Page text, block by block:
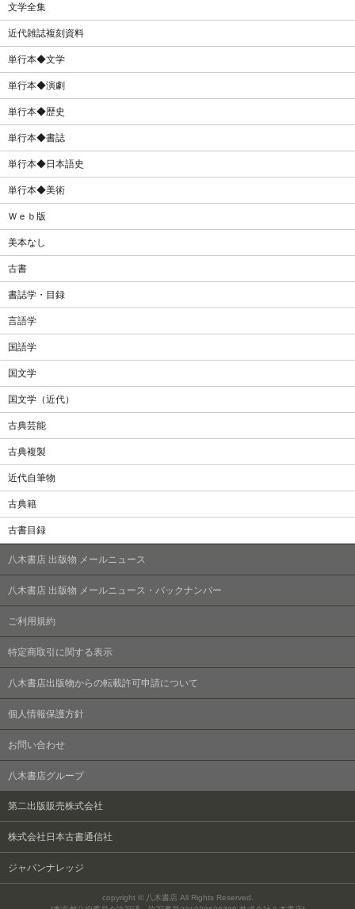
文学全集
近代雑誌複刻資料
単行本◆文学
単行本◆演劇
単行本◆歴史
単行本◆書誌
単行本◆日本語史
単行本◆美術
Ｗｅｂ版
美本なし
古書
書誌学・目録
言語学
国語学
国文学
国文学（近代）
古典芸能
古典複製
近代自筆物
古典籍
古書目録
八木書店 出版物 メールニュース
八木書店 出版物 メールニュース・バックナンバー
ご利用規約
特定商取引に関する表示
八木書店出版物からの転載許可申請について
個人情報保護方針
お問い合わせ
八木書店グループ
copyright © 八木書店 All Rights Reserved.
第二出版販売株式会社
株式会社日本古書通信社
ジャパンナレッジ